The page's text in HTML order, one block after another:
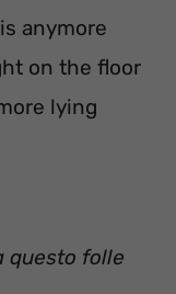
anymore
on the floor
lying
questo folle